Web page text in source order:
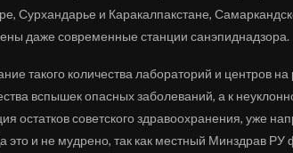
Сурхандарье и Каракалпакстане,
даже современные станции санэпиднадзора.
такого количества лабораторий и центров
вспышек опасных заболеваний, а к
остатков советского здравоохранения, уже
это и не мудрено, так как местный Минздрав